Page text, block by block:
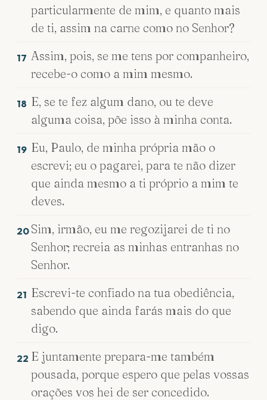
particularmente de mim, e quanto mais
de ti, assim na carne como no Senhor?
17 Assim, pois, se me tens por companheiro,
recebe-o como a mim mesmo.
18 E, se te fez algum dano, ou te deve
alguma coisa, põe isso à minha conta.
19 Eu, Paulo, de minha própria mão o
escrevi; eu o pagarei, para te não dizer
que ainda mesmo a ti próprio a mim te
deves.
20 Sim, irmão, eu me regozijarei de ti no
Senhor; recreia as minhas entranhas no
Senhor.
21 Escrevi-te confiado na tua obediência,
sabendo que ainda farás mais do que
digo.
22 E juntamente prepara-me também
pousada, porque espero que pelas vossas
orações vos hei de ser concedido.